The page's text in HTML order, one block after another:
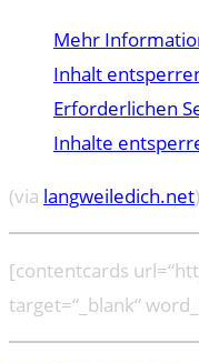
Mehr
Inhalt
Erforderlichen
Inhalte
(via langweiledich.net)
[contentcards
target=“_blank“